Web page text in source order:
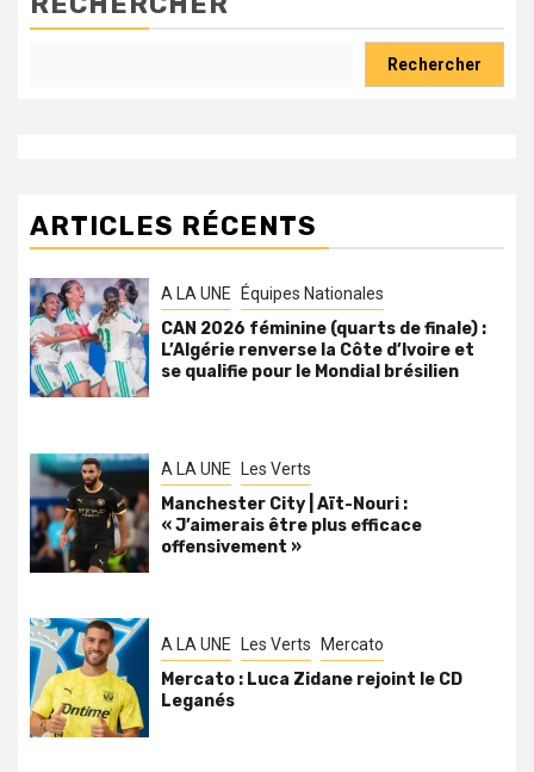
Rechercher
ARTICLES RÉCENTS
A LA UNE Équipes Nationales
CAN 2026 féminine (quarts de finale) :
L’Algérie renverse la Côte d’Ivoire et
se qualifie pour le Mondial brésilien
A LA UNE Les Verts
Manchester City | Aït-Nouri :
« J’aimerais être plus efficace
offensivement »
A LA UNE Les Verts Mercato
Mercato : Luca Zidane rejoint le CD
Leganés